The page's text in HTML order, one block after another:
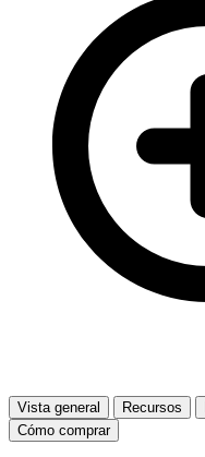
Vista general Recursos
Cómo comprar